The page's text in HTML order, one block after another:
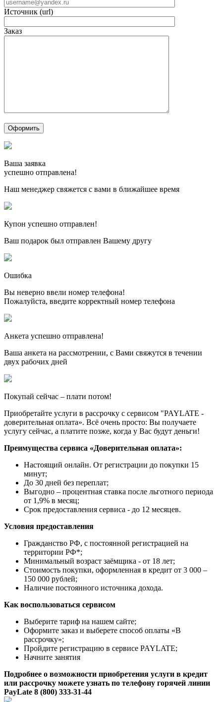
Источник (url)
Заказ
Ваша заявка
успешно отправлена!
Наш менеджер свяжется с вами в ближайшее время
Купон успешно отправлен!
Ваш подарок был отправлен Вашему другу
Ошибка
Вы неверно ввели номер телефона!
Пожалуйста, введите корректный номер телефона
Анкета успешно отправлена!
Ваша анкета на рассмотрении, с Вами свяжутся в течении
двух рабочих дней
Покупай сейчас – плати потом!
Приобретайте услуги в рассрочку с сервисом "PAYLATE -
доверительная оплата». Всё очень просто: Вы получаете
услугу сейчас, а платите позже, когда у Вас будут деньги!
Преимущества сервиса «Доверительная оплата»:
Настоящий онлайн. От регистрации до покупки 15
минут;
До 30 дней без переплат;
Выгодно – процентная ставка после льготного периода
от 1,9% в месяц;
Срок предоставления сервиса - до 12 месяцев.
Условия предоставления
Гражданство РФ, с постоянной регистрацией на
территории РФ*;
Минимальный возраст заёмщика - от 18 лет;
Стоимость покупки, оформленная в кредит от 3 000 –
150 000 рублей;
Наличие постоянного источника дохода.
Как воспользоваться сервисом
Выберите тариф на нашем сайте;
Оформите заказ и выберете способ оплаты «В
рассрочку»;
Пройдите регистрацию в сервисе PAYLATE;
Начните занятия
Подробнее о возможности приобретения услуги в кредит
или рассрочку можете узнать по телефону горячей линии
PayLate 8 (800) 333-31-44